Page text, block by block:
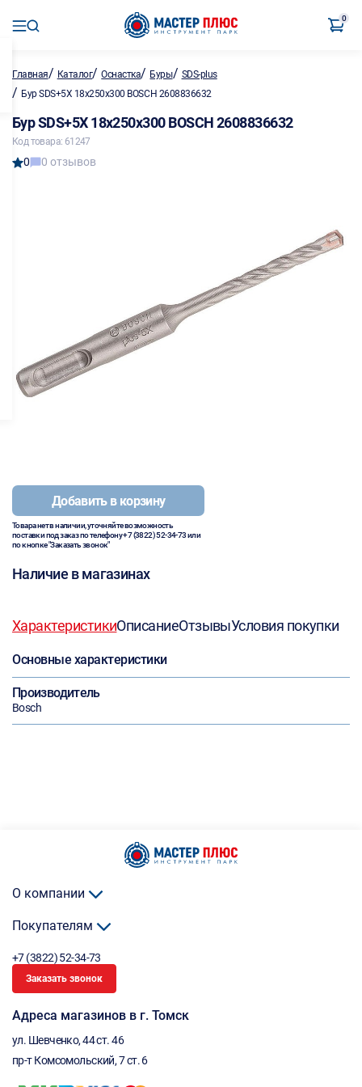
0
Главная/ Каталог/Оснастка/ Буры/ SDS-plus
/ Бур SDS+5X 18х250х300 BOSCH 2608836632
Бур SDS+5X 18х250х300 BOSCH 2608836632
Код товара: 61247
0 0 отзывов
Добавить в корзину
Товара нет в наличии, уточняйте возможность
поставки под заказ по телефону+7 (3822) 52-34-73или
по кнопке "Заказать звонок"
Наличие в магазинах
ХарактеристикиОписаниеОтзывыУсловия покупки
Основные характеристики
Производитель
Bosch
О компании
Покупателям
+7 (3822) 52-34-73
Заказать звонок
Адреса магазинов в г. Томск
ул. Шевченко, 44 ст. 46
пр-т Комсомольский, 7 ст. 6